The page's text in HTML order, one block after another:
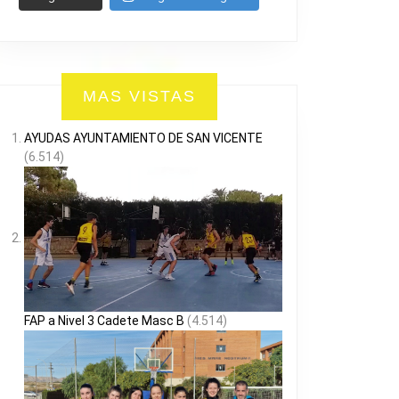
MAS VISTAS
AYUDAS AYUNTAMIENTO DE SAN VICENTE
(6.514)
FAP a Nivel 3 Cadete Masc B (4.514)